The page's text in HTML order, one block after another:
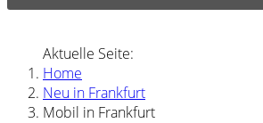
Aktuelle Seite:
Home
Neu in Frankfurt
Mobil in Frankfurt